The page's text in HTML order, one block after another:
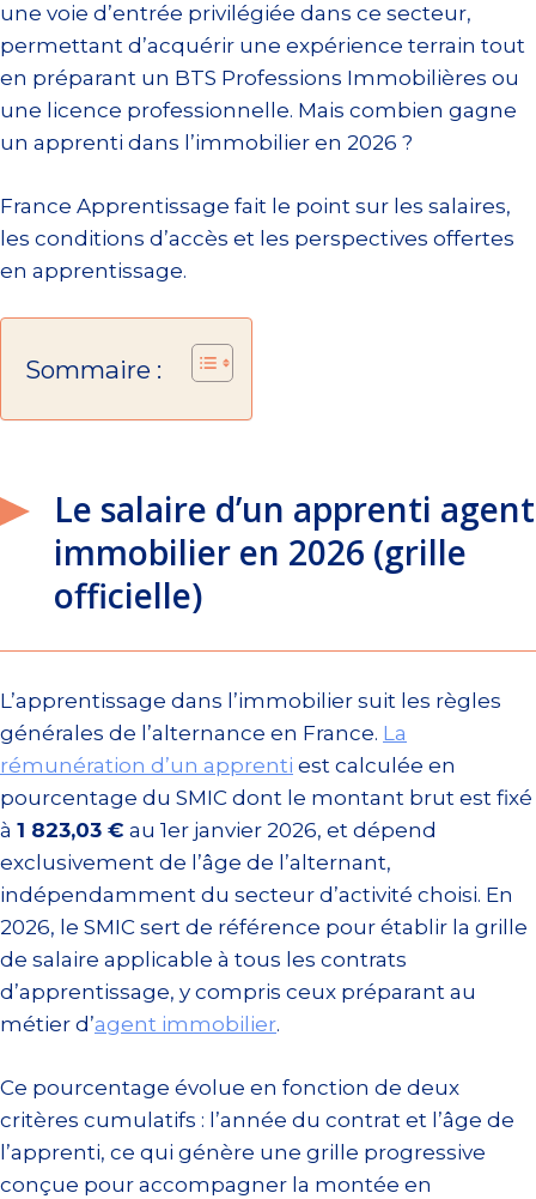
une voie d’entrée privilégiée dans ce secteur,
permettant d’acquérir une expérience terrain tout
en préparant un BTS Professions Immobilières ou
une licence professionnelle. Mais combien gagne
un apprenti dans l’immobilier en 2026 ?
France Apprentissage fait le point sur les salaires,
les conditions d’accès et les perspectives offertes
en apprentissage.
Sommaire :
Le salaire d’un apprenti agent
immobilier en 2026 (grille
officielle)
L’apprentissage dans l’immobilier suit les règles
générales de l’alternance en France. La
rémunération d’un apprenti est calculée en
pourcentage du SMIC dont le montant brut est fixé
à 1 823,03 € au 1er janvier 2026, et dépend
exclusivement de l’âge de l’alternant,
indépendamment du secteur d’activité choisi. En
2026, le SMIC sert de référence pour établir la grille
de salaire applicable à tous les contrats
d’apprentissage, y compris ceux préparant au
métier d’agent immobilier.
Ce pourcentage évolue en fonction de deux
critères cumulatifs : l’année du contrat et l’âge de
l’apprenti, ce qui génère une grille progressive
conçue pour accompagner la montée en